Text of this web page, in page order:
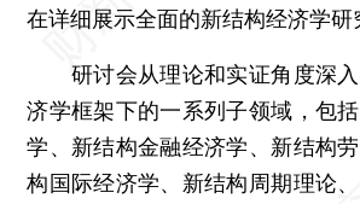
在详细展示全面的新结构经济学研
研讨会从理论和实证角度深入
济学框架下的一系列子领域，包
学、新结构金融经济学、新结构
构国际经济学、新结构周期理论